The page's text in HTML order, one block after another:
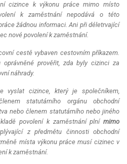
cizince k výkonu práce mimo místo
k zaměstnání nepodává o této
žádnou informaci. Ani při déletrvající
nové povolení k zaměstnání.
cestě vybaven cestovním příkazem.
prověřit, zda byly cizinci za
náhrady.
vyslat cizince, který je společníkem,
statutárního orgánu obchodní
nebo členem statutárního nebo jiného
povolení k zaměstnání plní mimo
z předmětu činnosti obchodní
místa výkonu práce musí cizinec v
k zaměstnání.